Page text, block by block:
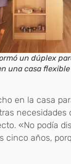
un dúplex
una casa
en la casa
necesidades
«No podía
cinco años,